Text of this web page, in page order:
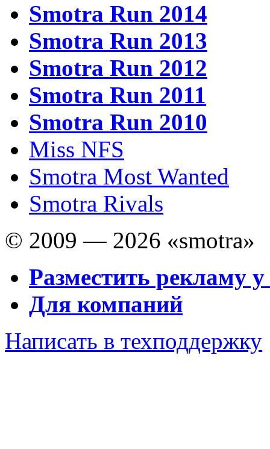
Smotra Run 2014
Smotra Run 2013
Smotra Run 2012
Smotra Run 2011
Smotra Run 2010
Miss NFS
Smotra Most Wanted
Smotra Rivals
© 2009 — 2026 «smotra»
Разместить рекламу у
Для компаний
Написать в техподдержку